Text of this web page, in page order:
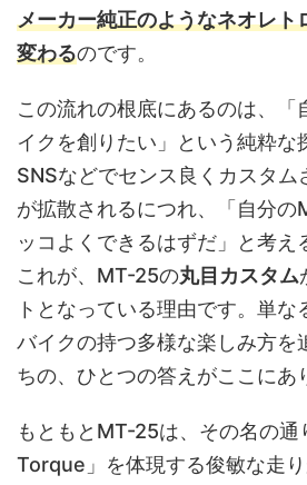
メーカー純正のようなネオレト
変わるのです。
この流れの根底にあるのは、「
イクを創りたい」という純粋な
SNSなどでセンス良くカスタ
が拡散されるにつれ、「自分の
ッコよくできるはずだ」と考え
これが、MT-25の丸目カスタム
トとなっている理由です。単な
バイクの持つ多様な楽しみ方を
ちの、ひとつの答えがここにあ
もともとMT-25は、その名の
Torque」を体現する俊敏な走り